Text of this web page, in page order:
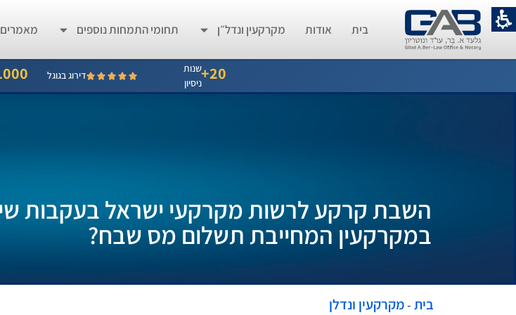
בית אודות מקרקעין ונדל״ן תחומי התמחות נוספים מאמרים
20+
שנות
ניסיון
דירוג בגוגל
השבת קרקע לרשות מקרקעי ישראל בעקבות
במקרקעין המחייבת תשלום מס שבח?
בית -מקרקעין ונדלן